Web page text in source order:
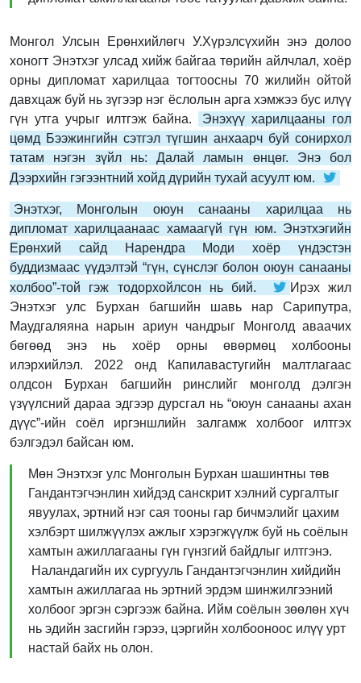
Монгол Улсын Ерөнхийлөгч У.Хүрэлсүхийн энэ долоо
хоногт Энэтхэг улсад хийж байгаа төрийн айлчлал, хоёр
орны дипломат харилцаа тогтоосны 70 жилийн ойтой
давхцаж буй нь зүгээр нэг ёслолын арга хэмжээ бус илүү
гүн утга учрыг илтгэж байна.
Энэхүү харилцааны гол
цөмд Бээжингийн сэтгэл түгшин анхаарч буй сонирхол
татам нэгэн зүйл нь: Далай ламын өнцөг. Энэ бол
Дээрхийн гэгээнтний хойд дүрийн тухай асуулт юм.
Энэтхэг, Монголын оюун санааны харилцаа нь
дипломат харилцаанаас хамаагүй гүн юм. Энэтхэгийн
Ерөнхий сайд Нарендра Моди хоёр үндэстэн
буддизмаас үүдэлтэй “гүн, сүнслэг болон оюун санааны
холбоо”-той гэж тодорхойлсон нь бий.
Ирэх жил
Энэтхэг улс Бурхан багшийн шавь нар Сарипутра,
Маудгаляяна нарын ариун чандрыг Монголд аваачих
бөгөөд энэ нь хоёр орны өвөрмөц холбооны
илэрхийлэл. 2022 онд Капилавастугийн малтлагаас
олдсон Бурхан багшийн ринслийг монголд дэлгэн
үзүүлсний дараа эдгээр дурсгал нь “оюун санааны ахан
дүүс”-ийн соёл иргэншлийн залгамж холбоог илтгэх
бэлгэдэл байсан юм.
Мөн Энэтхэг улс Монголын Бурхан шашинтны төв
Гандантэгчэнлин хийдэд санскрит хэлний сургалтыг
явуулах, эртний нэг сая тооны гар бичмэлийг цахим
хэлбэрт шилжүүлэх ажлыг хэрэгжүүлж буй нь соёлын
хамтын ажиллагааны гүн гүнзгий байдлыг илтгэнэ.
Наландагийн их сургууль Гандантэгчэнлин хийдийн
хамтын ажиллагаа нь эртний эрдэм шинжилгээний
холбоог эргэн сэргээж байна. Ийм соёлын зөөлөн хүч
нь эдийн засгийн гэрээ, цэргийн холбооноос илүү урт
настай байх нь олон.